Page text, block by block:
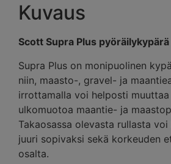
Kuvaus
Scott Supra Plus pyöräilykypärä
Supra Plus on monipuolinen
niin, maasto-, gravel- ja
irrottamalla voi helposti
ulkomuotoa maantie- ja
Takaosassa olevasta rullasta
juuri sopivaksi sekä korkeuden
osalta.